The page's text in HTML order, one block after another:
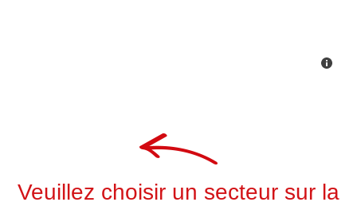
Veuillez choisir un secteur sur la